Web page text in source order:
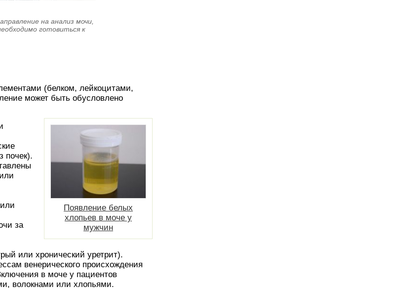
на анализ мочи,
готовиться к
(белком, лейкоцитами,
может быть обусловлено
Появление белых
хлопьев в моче у
мужчин
почек).
за
или хронический уретрит).
венерического происхождения
в моче у пациентов
волокнами или хлопьями.